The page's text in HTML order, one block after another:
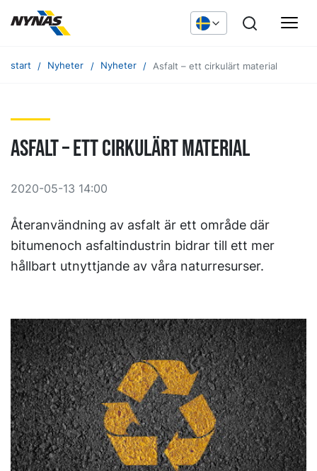
start Nyheter Nyheter Asfalt – ett cirkulärt material
Asfalt – ett cirkulärt material
2020-05-13 14:00
Återanvändning av asfalt är ett område där
bitumenoch asfaltindustrin bidrar till ett mer
hållbart utnyttjande av våra naturresurser.